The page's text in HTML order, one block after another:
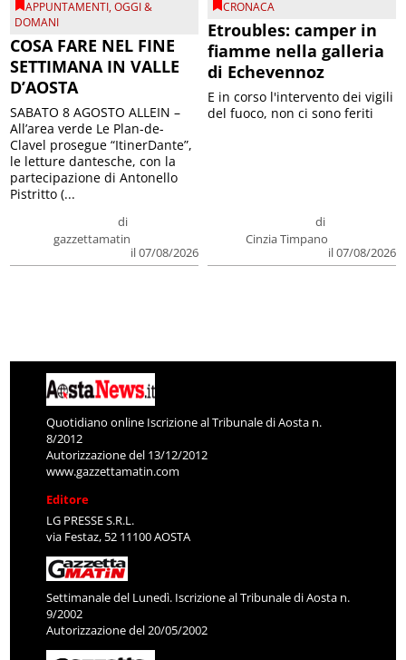
APPUNTAMENTI,OGGI &
DOMANI
COSA FARE NEL FINE
SETTIMANA IN VALLE
D’AOSTA
di
gazzettamatin
il 07/08/2026
SABATO 8 AGOSTO ALLEIN –
All’area verde Le Plan-de-
Clavel prosegue “ItinerDante”,
le letture dantesche, con la
partecipazione di Antonello
Pistritto (...
CRONACA
Etroubles: camper in
fiamme nella galleria
di Echevennoz
di
Cinzia Timpano
il 07/08/2026
E in corso l'intervento dei vigili
del fuoco, non ci sono feriti
Quotidiano online Iscrizione al Tribunale di Aosta n.
8/2012
Autorizzazione del 13/12/2012
www.gazzettamatin.com
Editore
LG PRESSE S.R.L.
via Festaz, 52 11100 AOSTA
Settimanale del Lunedì. Iscrizione al Tribunale di Aosta n.
9/2002
Autorizzazione del 20/05/2002